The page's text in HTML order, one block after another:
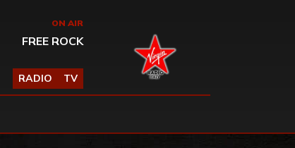
ON AIR
FREE ROCK
RADIO TV